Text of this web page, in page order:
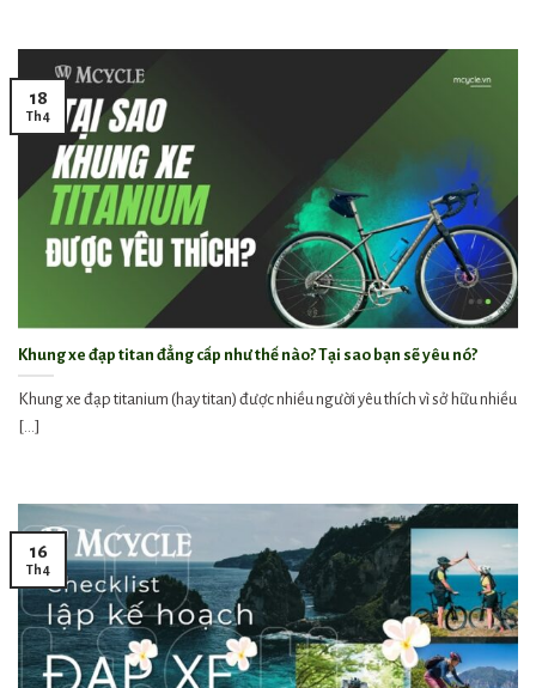
Khung xe đạp titan đẳng cấp như thế nào? Tại sao bạn sẽ yêu nó?
Khung xe đạp titanium (hay titan) được nhiều người yêu thích vì sở hữu nhiều
[...]
18
Th4
16
Th4